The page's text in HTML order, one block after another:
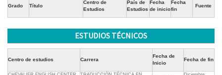
Grado Título
Centro de
Estudios
País de
Estudios
Fecha
de inicio
Fecha
fin
Fuente
ESTUDIOS TÉCNICOS
Centro de estudios Carrera
Fecha de
Inicio
Fecha de fin